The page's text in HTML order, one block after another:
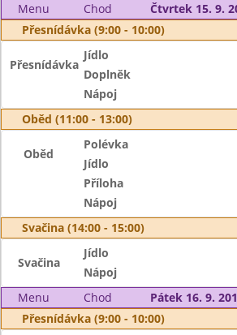
Menu
Chod
Čtvrtek 15. 9.
Přesnídávka (9:00 - 10:00)
Přesnídávka
Jídlo
Doplněk
Nápoj
Oběd (11:00 - 13:00)
Oběd
Polévka
Jídlo
Příloha
Nápoj
Svačina (14:00 - 15:00)
Svačina
Jídlo
Nápoj
Menu
Chod
Pátek 16. 9.
Přesnídávka (9:00 - 10:00)